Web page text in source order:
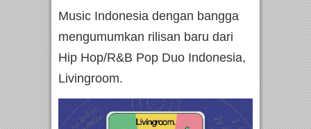
Music Indonesia dengan bangga
mengumumkan rilisan baru dari
Hip Hop/R&B Pop Duo Indonesia,
Livingroom.